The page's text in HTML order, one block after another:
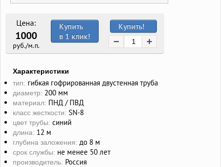
Цена:
1000
руб./м.п.
Купить!
− +
Купить
в 1 клик!
Характеристики
тип: гибкая гофрированная двустенная труба
диаметр: 200 мм
материал: ПНД / ПВД
класс жесткости: SN-8
цвет трубы: синий
длина: 12 м
глубина заложения: до 8 м
срок службы: не менее 50 лет
производитель: Россия